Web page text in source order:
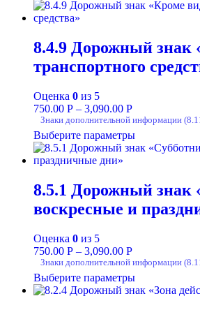
8.4.9 Дорожный знак
транспортного
Оценка 0 из 5
750.00 Р – 3,090.00 Р
Знаки дополнительной информации
Выберите параметры
8.5.1 Дорожный знак
воскресные и
Оценка 0 из 5
750.00 Р – 3,090.00 Р
Знаки дополнительной информации
Выберите параметры